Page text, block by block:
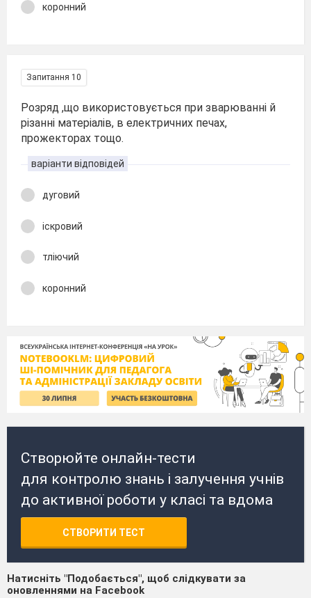
коронний
Запитання 10
Розряд ,що використовується при зварюванні й
різанні матеріалів, в електричних печах,
прожекторах тощо.
варіанти відповідей
дуговий
іскровий
тліючий
коронний
Створюйте онлайн-тести
для контролю знань і залучення учнів
до активної роботи у класі та вдома
СТВОРИТИ ТЕСТ
Натисніть "Подобається", щоб слідкувати за
оновленнями на Facebook